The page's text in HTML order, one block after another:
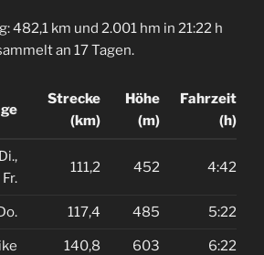
482,1 km und 2.001 hm in 21:22 h
an 17 Tagen.
Strecke
(km)
Höhe
(m)
Fahrzeit
(h)
111,2 452 4:42
117,4 485 5:22
140,8 603 6:22